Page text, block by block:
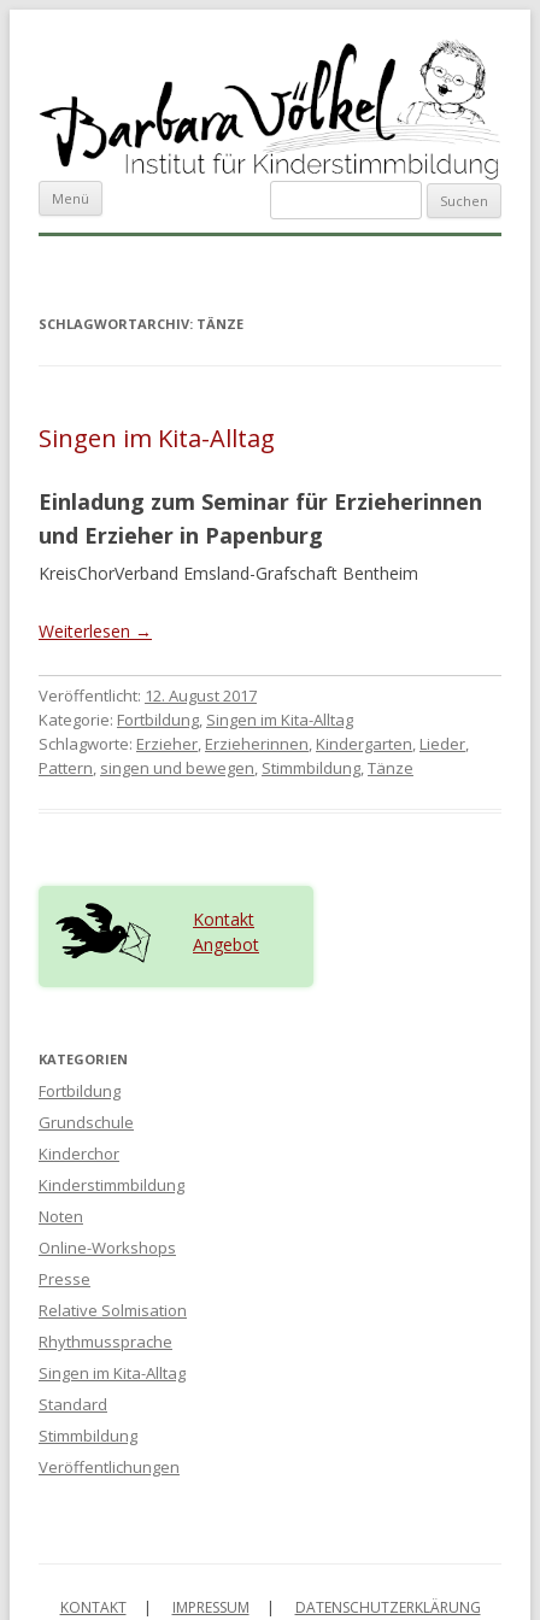
Menü Zum Inhalt springen Suchen
SCHLAGWORTARCHIV: TÄNZE
Singen im Kita-Alltag
Einladung zum Seminar für Erzieherinnen
und Erzieher in Papenburg
KreisChorVerband Emsland-Grafschaft Bentheim
Weiterlesen →
Veröffentlicht: 12. August 2017
Kategorie: Fortbildung, Singen im Kita-Alltag
Schlagworte: Erzieher, Erzieherinnen, Kindergarten, Lieder,
Pattern, singen und bewegen, Stimmbildung,Tänze
Kontakt
Angebot
KATEGORIEN
Fortbildung
Grundschule
Kinderchor
Kinderstimmbildung
Noten
Online-Workshops
Presse
Relative Solmisation
Rhythmussprache
Singen im Kita-Alltag
Standard
Stimmbildung
Veröffentlichungen
KONTAKT IMPRESSUM DATENSCHUTZERKLÄRUNG